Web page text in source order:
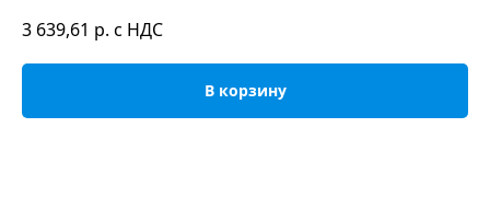
3 639,61 р. с НДС
В корзину